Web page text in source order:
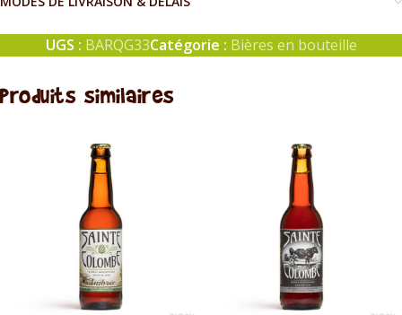
UGS : BARQG33Catégorie : Bières en bouteille
Produits similaires